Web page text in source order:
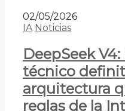
02/05/2026
IA Noticias
DeepSeek
técnico
arquitectura
reglas de la